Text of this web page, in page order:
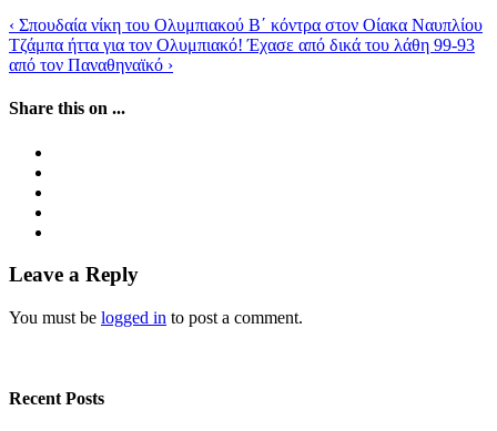
‹ Σπουδαία νίκη του Ολυμπιακού Β΄ κόντρα στον Οίακα Ναυπλίου
Τζάμπα ήττα για τον Ολυμπιακό! Έχασε από δικά του λάθη 99-93
από τον Παναθηναϊκό ›
Share this on ...
Leave a Reply
You must be logged in to post a comment.
Recent Posts